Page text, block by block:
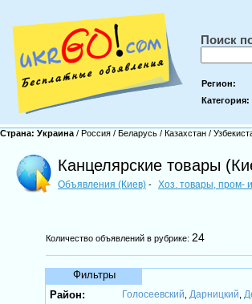
Поиск
Регион:
Категория:
Страна: Украина / Россия / Беларусь / Казахстан /
Канцелярские товары
Объявления (Киев) - Хоз. товары, пром-
Количество объявлений в рубрике: 24
Фильтры
Район:
Голосеевский Дарницкий